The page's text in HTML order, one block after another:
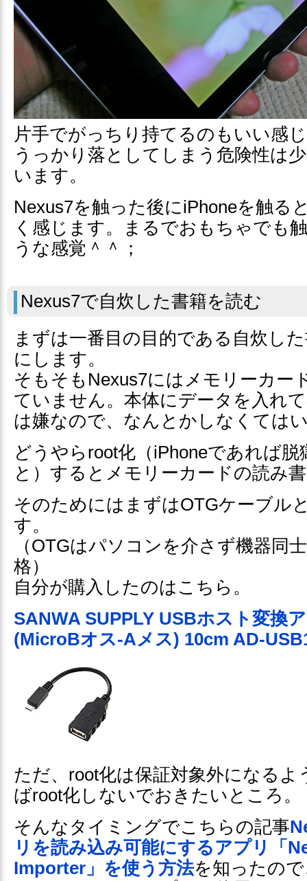
片手でがっちり持てるのもいい感
うっかり落としてしまう危険性は
います。
Nexus7を触った後にiPhoneを触る
く感じます。まるでおもちゃでも
うな感覚＾＾；
Nexus7で自炊した書籍を読む
まずは一番目の目的である自炊し
にします。
そもそもNexus7にはメモリーカー
ていません。本体にデータを入れ
は嫌なので、なんとかしなくては
どうやらroot化（iPhoneであれば
と）するとメモリーカードの読み
そのためにはまずはOTGケーブル
す。
（OTGはパソコンを介さず機器同
格）
自分が購入したのはこちら。
SANWA SUPPLY USBホスト変換
(MicroBオス-Aメス) 10cm AD-
ただ、root化は保証対象外になる
ばroot化しないでおきたいところ。
そんなタイミングでこちらの記事
リを読み込み可能にするアプリ「
Importer」を使う方法を知ったの